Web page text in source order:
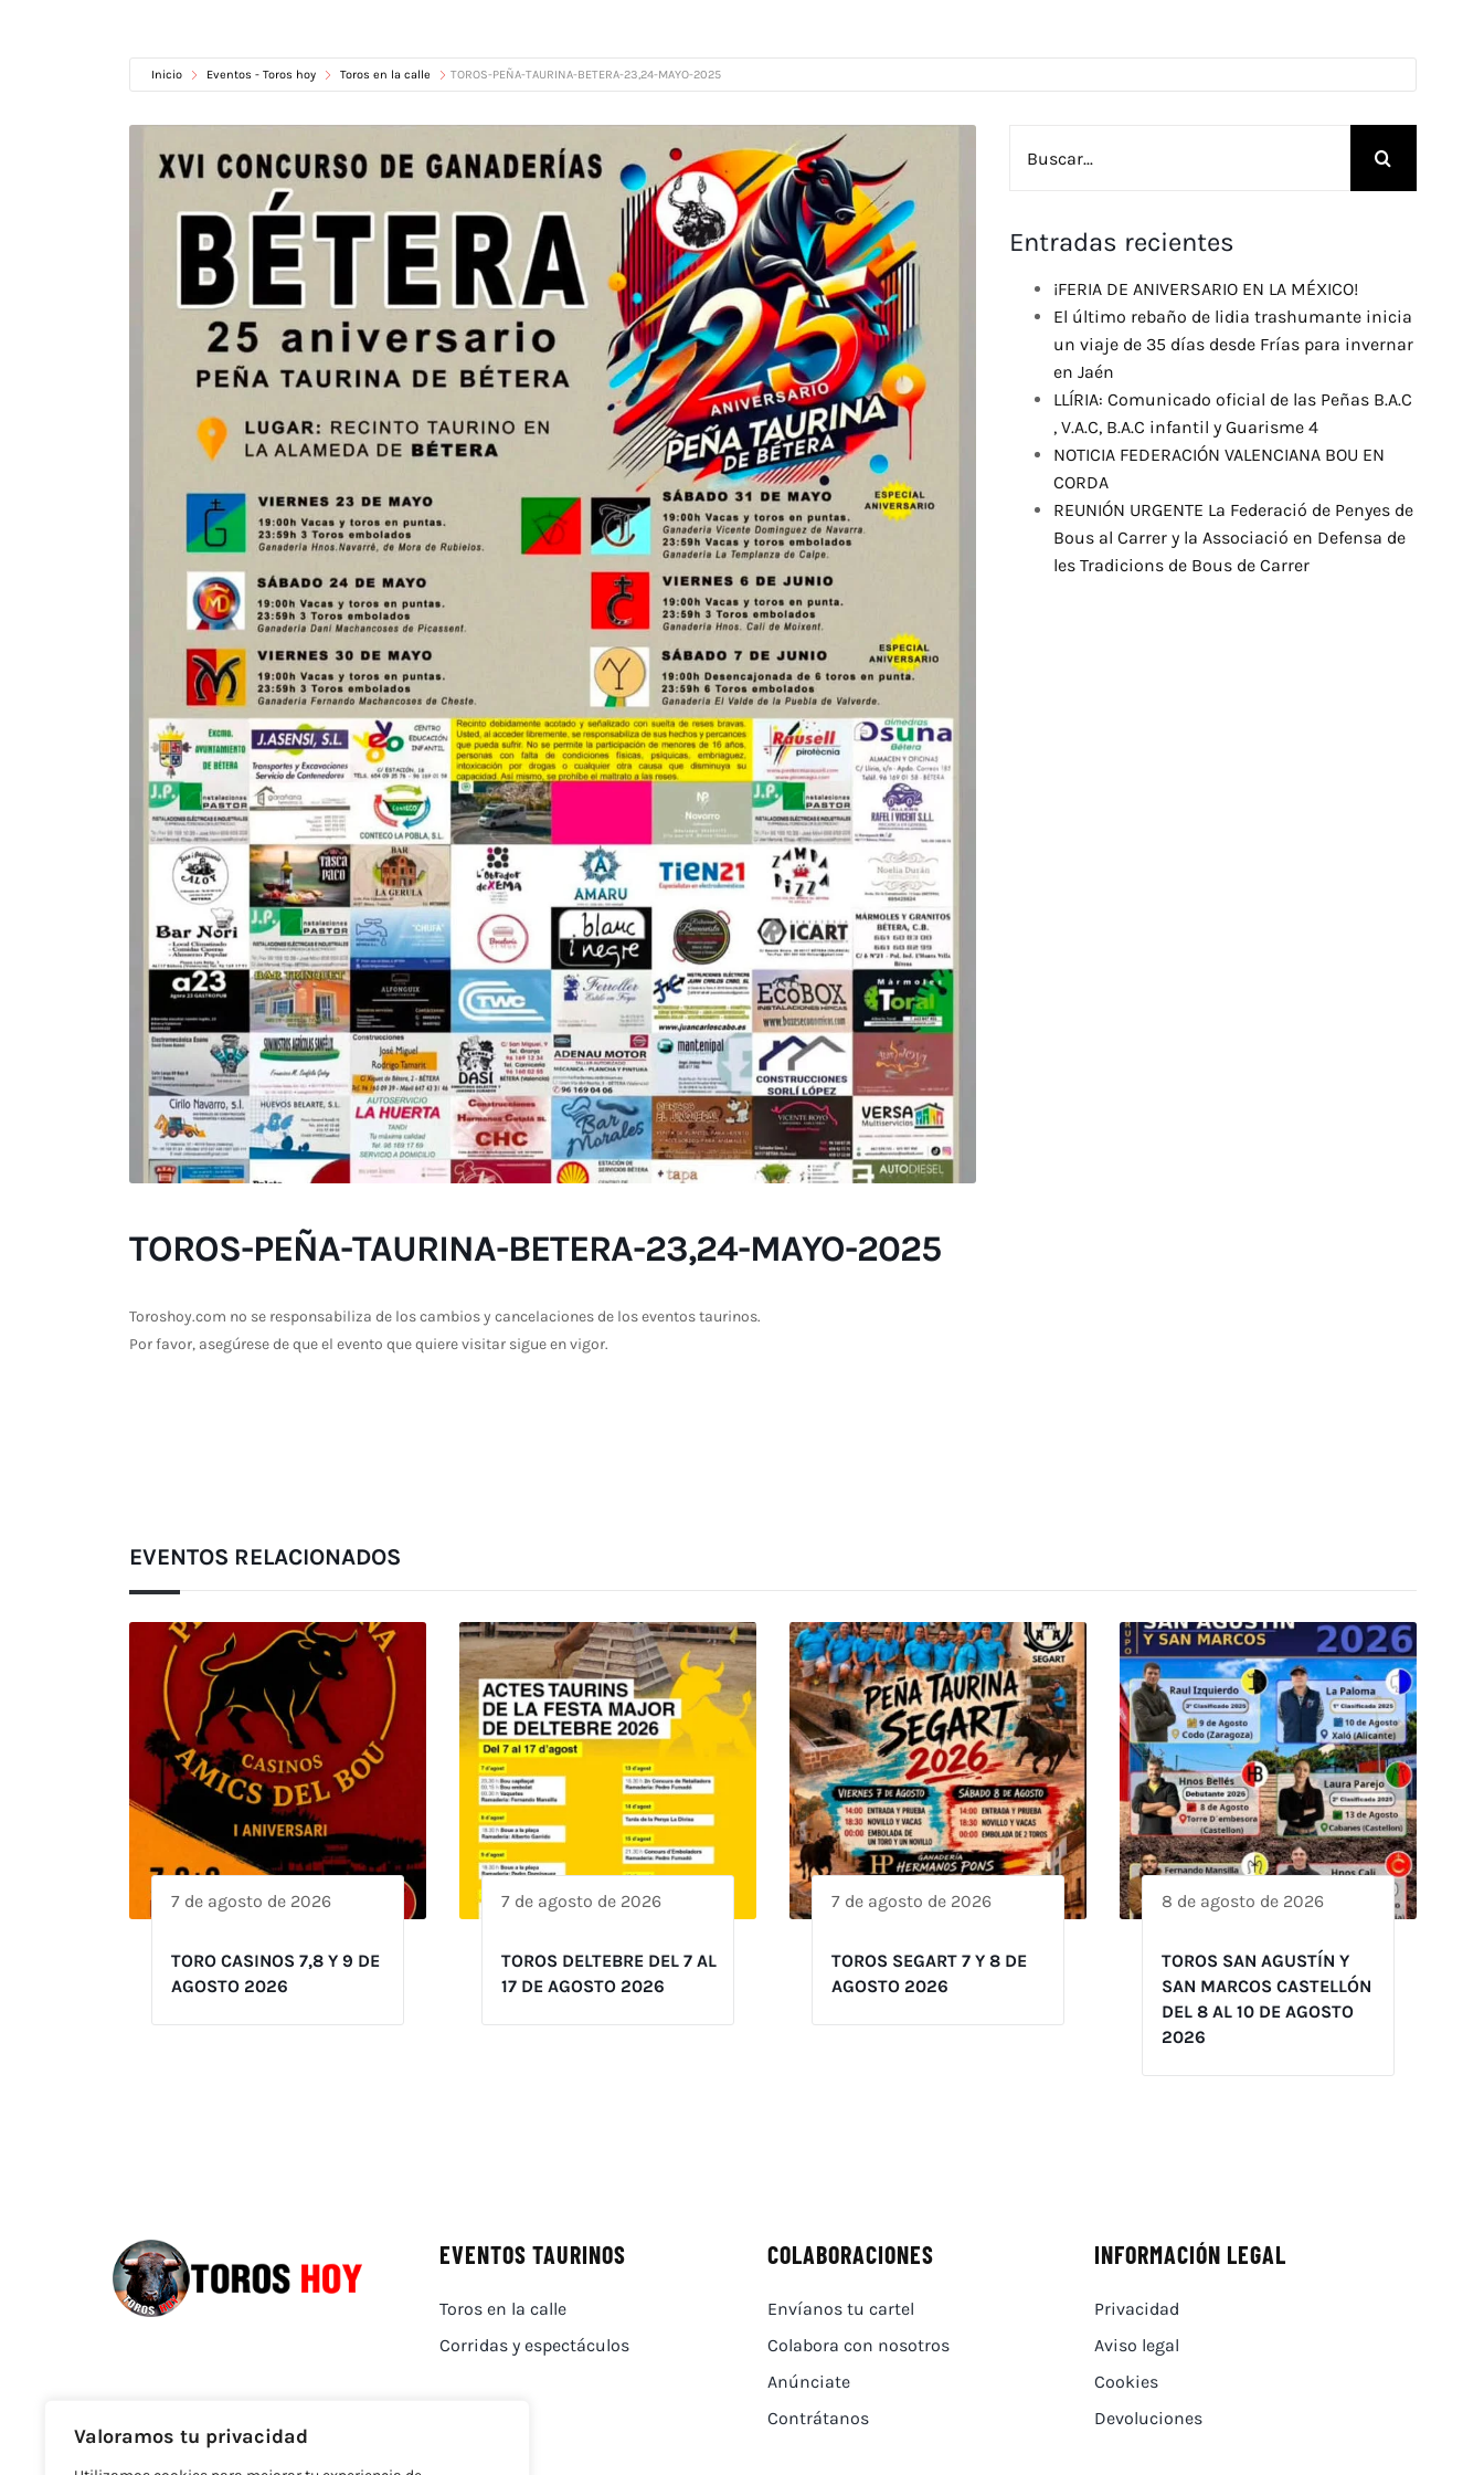
Valoramos tu privacidad
Inicio Eventos - Toros hoy Toros en la calle TOROS-PEÑA-TAURINA-BETERA-23,24-MAYO-2025
TOROS-PEÑA-TAURINA-BETERA-23,24-MAYO-2025
Toroshoy.com no se responsabiliza de los cambios y cancelaciones de los eventos taurinos.
Por favor, asegúrese de que el evento que quiere visitar sigue en vigor.
Entradas recientes
¡FERIA DE ANIVERSARIO EN LA MÉXICO!
El último rebaño de lidia trashumante inicia
un viaje de 35 días desde Frías para invernar
en Jaén
LLÍRIA: Comunicado oficial de las Peñas B.A.C
, V.A.C, B.A.C infantil y Guarisme 4
NOTICIA FEDERACIÓN VALENCIANA BOU EN
CORDA
REUNIÓN URGENTE La Federació de Penyes de
Bous al Carrer y la Associació en Defensa de
les Tradicions de Bous de Carrer
EVENTOS RELACIONADOS
7 de agosto de 2026
TORO CASINOS 7,8 Y 9 DE
AGOSTO 2026
7 de agosto de 2026
TOROS DELTEBRE DEL 7 AL
17 DE AGOSTO 2026
7 de agosto de 2026
TOROS SEGART 7 Y 8 DE
AGOSTO 2026
8 de agosto de 2026
TOROS SAN AGUSTÍN Y
SAN MARCOS CASTELLÓN
DEL 8 AL 10 DE AGOSTO
2026
EVENTOS TAURINOS
Toros en la calle
Corridas y espectáculos
COLABORACIONES
Envíanos tu cartel
Colabora con nosotros
Anúnciate
Contrátanos
INFORMACIÓN LEGAL
Privacidad
Aviso legal
Cookies
Devoluciones